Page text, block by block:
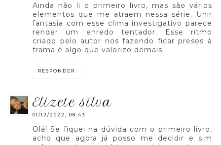
Ainda não li o primeiro livro, mas são vários
elementos que me atraem nessa série. Unir
fantasia com esse clima investigativo parece
render um enredo tentador. Esse ritmo
criado pelo autor nos fazendo ficar presos à
trama é algo que valorizo demais.
RESPONDER
elizete silva
01/12/2022, 08:43
Olá! Se fiquei na dúvida com o primeiro livro,
acho que agora já posso me decidir e sim